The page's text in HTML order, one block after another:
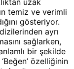
uzak
temiz ve verimli
gösteriyor.
ayrı
sağlarken,
bir şekilde
özelliğinin